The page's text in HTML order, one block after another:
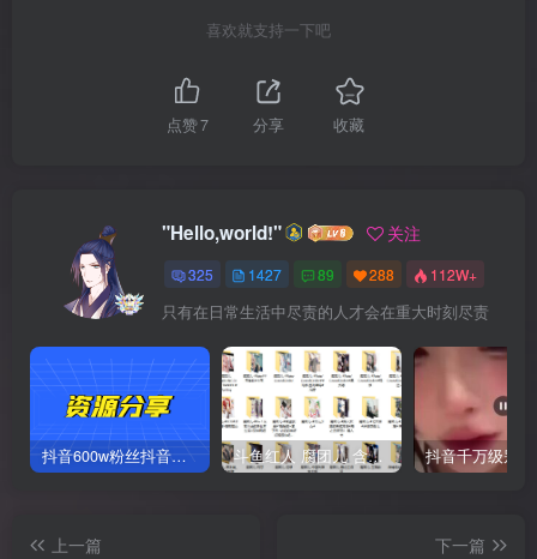
喜欢就支持一下吧
点赞7 分享 收藏
"Hello,world!" 关注
325 1427 89 288 112W+
只有在日常生活中尽责的人才会在重大时刻尽责
抖音600w粉丝抖音网红痞幼一手资料 877P 500M 含私拍 斗鱼红人 腐团儿 含付费 大尺写真 32套
上一篇
下一篇